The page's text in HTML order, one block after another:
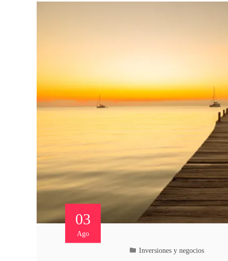
03
Ago
Inversiones y negocios